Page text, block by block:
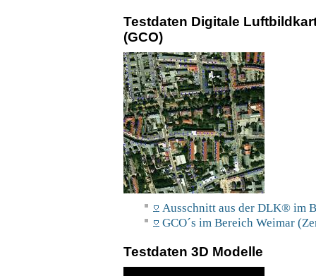
Testdaten Digitale
(GCO)
Ausschnitt aus der DLK® im
GCO´s im Bereich Weimar
Testdaten 3D Modelle